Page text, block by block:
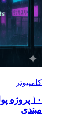
کامپیوتر
۱۰
مبتدی